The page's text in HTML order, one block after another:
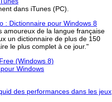
dans iTunes (PC).
: Dictionnaire pour Windows 8
amoureux de la langue française
un dictionnaire de plus de 150
le plus complet à ce jour."
(Windows 8)
Windows
des performances dans les jeux